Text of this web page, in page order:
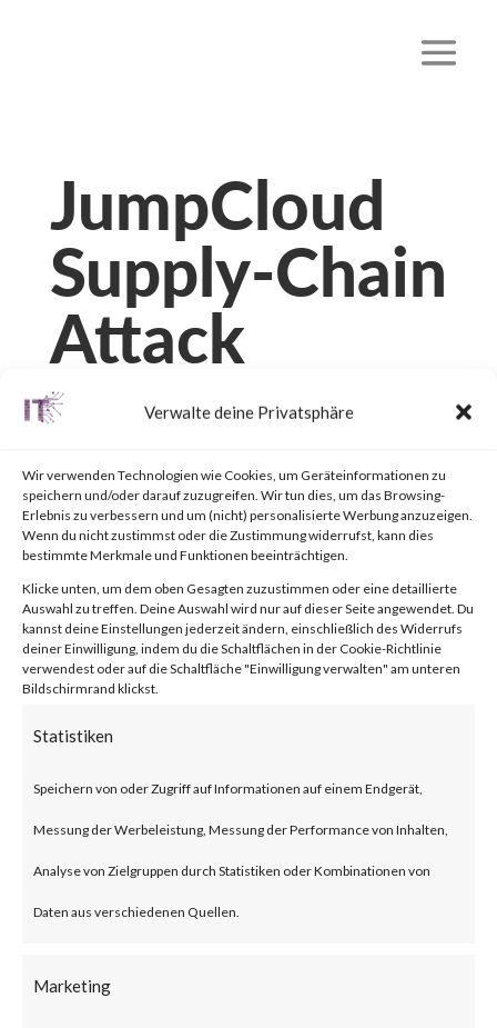
Verwalte deine Privatsphäre
Wir verwenden Technologien wie Cookies, um Geräteinformationen zu
speichern und/oder darauf zuzugreifen. Wir tun dies, um das Browsing-
Erlebnis zu verbessern und um (nicht) personalisierte Werbung anzuzeigen.
Wenn du nicht zustimmst oder die Zustimmung widerrufst, kann dies
bestimmte Merkmale und Funktionen beeinträchtigen.
Klicke unten, um dem oben Gesagten zuzustimmen oder eine detaillierte
Auswahl zu treffen. Deine Auswahl wird nur auf dieser Seite angewendet. Du
kannst deine Einstellungen jederzeit ändern, einschließlich des Widerrufs
deiner Einwilligung, indem du die Schaltflächen in der Cookie-Richtlinie
verwendest oder auf die Schaltfläche "Einwilligung verwalten" am unteren
Bildschirmrand klickst.
Statistiken
Speichern von oder Zugriff auf Informationen auf einem Endgerät,
Messung der Werbeleistung, Messung der Performance von Inhalten,
Analyse von Zielgruppen durch Statistiken oder Kombinationen von
Daten aus verschiedenen Quellen.
Marketing
JumpCloud
Supply-Chain
Attack
von 25. Juli 2023 Unkategorisiert | 0 Kommentare
Facebook 0
What is JumpCloud?
JumpCloud is a U.S. based IT
central access control and
device management centralized
user, device and application
management for enterprises.